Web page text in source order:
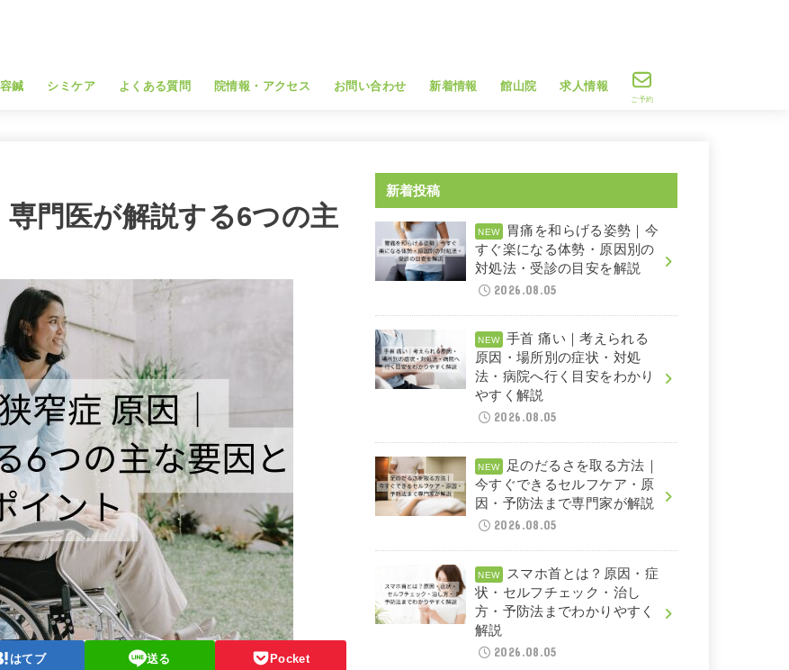
鍼 シミケア よくある質問 院情報・アクセス お問い合わせ 新着情報 館山院 求人情報
ご予約
門医が解説する6つの主
はてブ 送る Pocket
新着投稿
胃痛を和らげる姿勢｜今
すぐ楽になる体勢・原因別の
対処法・受診の目安を解説
2026.08.05
手首 痛い｜考えられる
原因・場所別の症状・対処
法・病院へ行く目安をわかり
やすく解説
2026.08.05
足のだるさを取る方法｜
今すぐできるセルフケア・原
因・予防法まで専門家が解説
2026.08.05
スマホ首とは？原因・症
状・セルフチェック・治し
方・予防法までわかりやすく
解説
2026.08.05